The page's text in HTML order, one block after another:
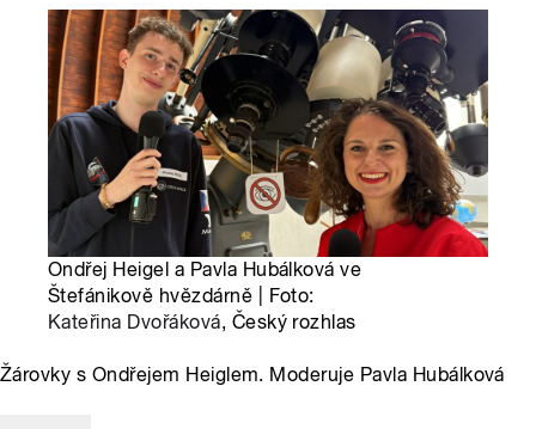
Ondřej Heigel a Pavla Hubálková ve
Štefánikově hvězdárně | Foto:
Kateřina Dvořáková, Český rozhlas
Žárovky s Ondřejem Heiglem. Moderuje Pavla Hubálková